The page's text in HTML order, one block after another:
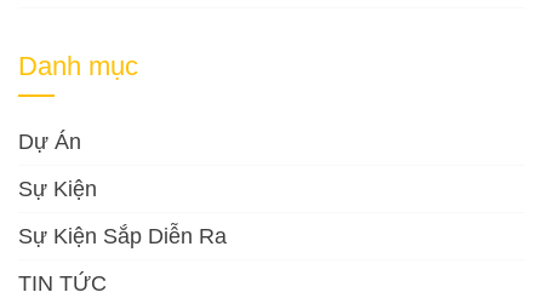
Danh mục
Dự Án
Sự Kiện
Sự Kiện Sắp Diễn Ra
TIN TỨC